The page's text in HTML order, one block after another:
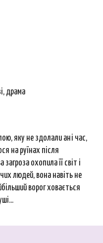
драма
яку не здолали ані час,
на руїнах після
охопила її світ і
людей, вона навіть не
ворог ховається